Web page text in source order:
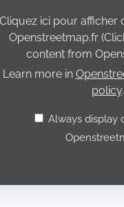
Cliquez ici pour afficher
Openstreetmap.fr
content from
Learn more in
policy.
Always display